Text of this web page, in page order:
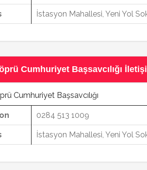
İstasyon Mahallesi, Yeni Yol
Cumhuriyet Başsavcılığı
Cumhuriyet Başsavcılığı
0284 513 1009
İstasyon Mahallesi, Yeni Yol